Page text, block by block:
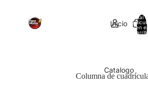
Inicio
Catalogo
Total
en el
Columna de